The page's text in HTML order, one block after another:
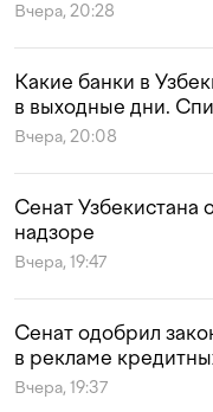
Вчера, 20:28
Какие банки в
в выходные дни.
Вчера, 20:08
Сенат Узбекистана
надзоре
Вчера, 19:47
Сенат одобрил
в рекламе
Вчера, 19:37